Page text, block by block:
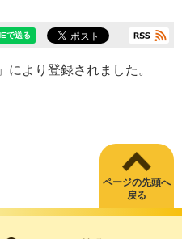
」により登録されました。
ページの先頭へ
戻る